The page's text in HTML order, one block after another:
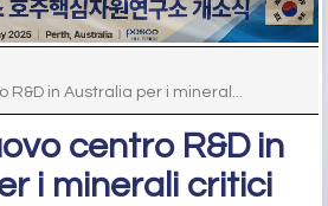
R&D in Australia per i mineral...
centro R&D in
i minerali critici